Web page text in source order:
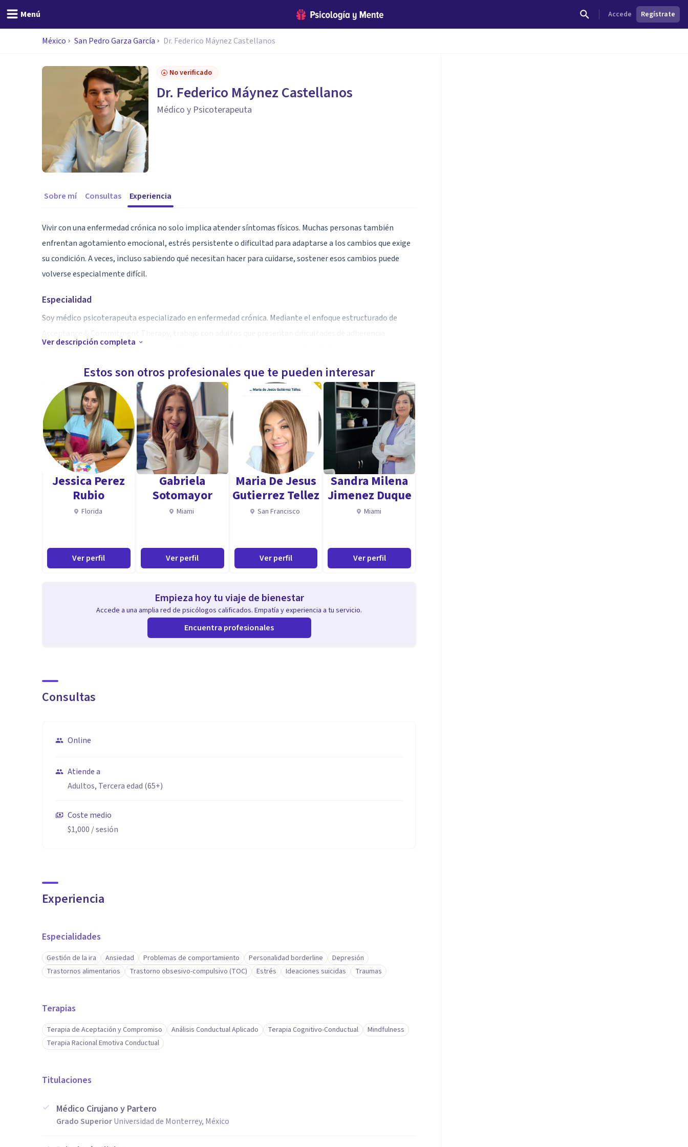
Menú Accede Regístrate
México San Pedro Garza García Dr. Federico Máynez Castellanos
No verificado
Dr. Federico Máynez Castellanos
Médico y Psicoterapeuta
Sobre mí Consultas Experiencia
Vivir con una enfermedad crónica no solo implica atender síntomas físicos. Muchas personas también
enfrentan agotamiento emocional, estrés persistente o dificultad para adaptarse a los cambios que exige
su condición. A veces, incluso sabiendo qué necesitan hacer para cuidarse, sostener esos cambios puede
volverse especialmente difícil.
Especialidad
Soy médico psicoterapeuta especializado en enfermedad crónica. Mediante el enfoque estructurado de
terapéutica, desgaste emocional o problemas para adaptarse a su proceso de salud.
Formación médica y psicoterapéutica integrada para abordar los factores psicológicos que interfieren con
la adaptación, adherencia terapéutica y bienestar en personas con enfermedad crónica.
Ver descripción completa
Estos son otros profesionales que te pueden interesar
Jessica Perez
Rubio
Florida
Ver perfil
Gabriela
Sotomayor
Miami
Ver perfil
Maria De Jesus
Gutierrez Tellez
San Francisco
Ver perfil
Sandra Milena
Jimenez Duque
Miami
Ver perfil
Empieza hoy tu viaje de bienestar
Accede a una amplia red de psicólogos calificados. Empatía y experiencia a tu servicio.
Encuentra profesionales
Consultas
Online
Atiende a
Adultos, Tercera edad (65+)
Coste medio
$1,000 / sesión
Experiencia
Especialidades
Gestión de la ira Ansiedad Problemas de comportamiento Personalidad borderline
Depresión
Trastornos alimentarios
Trastorno obsesivo-compulsivo (TOC) Estrés Ideaciones suicidas Traumas
Terapias
Terapia de Aceptación y Compromiso Análisis Conductual Aplicado Terapia Cognitivo-Conductual
Mindfulness
Terapia Racional Emotiva Conductual
Titulaciones
Médico Cirujano y Partero
Grado SuperiorUniversidad de Monterrey, México